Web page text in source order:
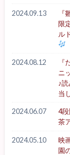
2024.09.13
限
ル
2024.08.12
ニ
♪
当
2024.06.07
4
茶
2024.05.10
映
園